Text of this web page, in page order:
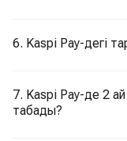
6. Kaspi Pay-дегі
7. Kaspi Pay-де 2
табады?